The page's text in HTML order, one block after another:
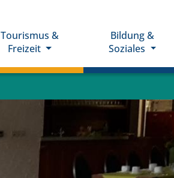
Tourismus &
Freizeit
Bildung &
Soziales